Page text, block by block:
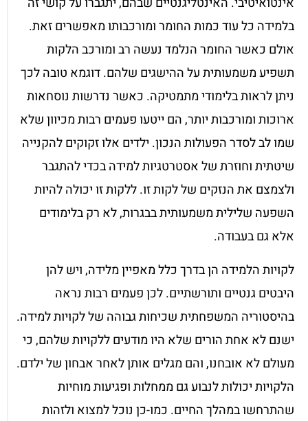
בלמידה כל עוד כמות החומר ומורכבותו מאפשרים זאת.
אולם כאשר החומר הנלמד נעשה רב ומורכב הלקות
תשפיע משמעותית על ההישגים שלהם. דוגמא טובה לכך
ניתן לראות בלימודי מתמטיקה. כאשר נדרשות נוסחאות
ארוכות ומורכבות יותר, הם ייטעו פעמים רבות מכיוון שלא
שמו לב לסדר הפעולות הנכון. ילדים אלו זקוקים להקנייה
שיטתית וחוזרת של אסטרטגיות למידה בכדי להתגבר
ולצמצם את הנזקים של לקות זו. ללקות זו יכולה להיות
השפעה שלילית משמעותית בבגרות, לא רק בלימודים
אלא גם בעבודה.
לקויות הלמידה הן בדרך כלל מאפיין מלידה, ויש להן
היבטים גנטיים ותורשתיים. לכן פעמים רבות נראה
בהיסטוריה המשפחתית שכיחות גבוהה של לקויות למידה.
ישנם לא אחת הורים שלא היו מודעים ללקויות שלהם, כי
מעולם לא אובחנו, והם מגלים אותן לאחר אבחון של ילדם.
הלקויות יכולות לנבוע גם ממחלות ופגיעות מוחיות
שהתרחשו במהלך החיים. כמו-כן נוכל למצוא ולזהות